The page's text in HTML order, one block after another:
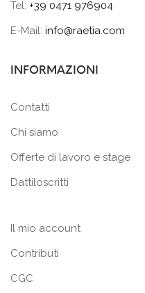
Tel: +39 0471 976904
E-Mail: info@raetia.com
INFORMAZIONI
Contatti
Chi siamo
Offerte di lavoro e stage
Dattiloscritti
Il mio account
Contributi
CGC